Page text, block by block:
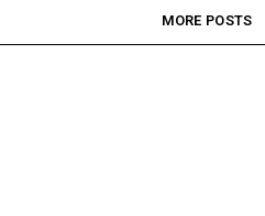
MORE POSTS